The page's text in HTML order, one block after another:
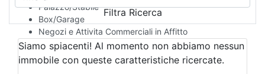
Palazzo/Stabile
Box/Garage
Negozi e Attivita Commerciali in Affitto
Qualsiasi
Attività/Licenza Commerciale
Azienda Agricola
Filtra Ricerca
Siamo spiacenti! Al momento non abbiamo nessun
immobile con queste caratteristiche ricercate.